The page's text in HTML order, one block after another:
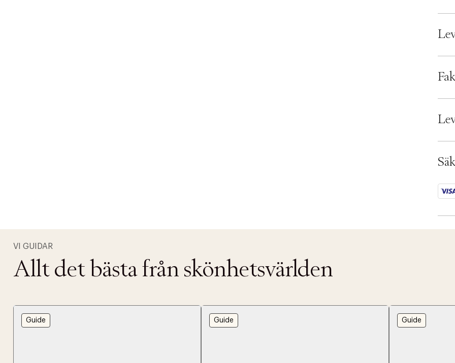
VI GUIDAR
Allt det bästa från skönhetsvärlden
Guide Guide Guide